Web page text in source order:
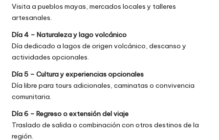
Visita a pueblos mayas, mercados locales y talleres
artesanales.
Día 4 – Naturaleza y lago volcánico
Día dedicado a lagos de origen volcánico, descanso y
actividades opcionales.
Día 5 – Cultura y experiencias opcionales
Día libre para tours adicionales, caminatas o convivencia
comunitaria.
Día 6 – Regreso o extensión del viaje
Traslado de salida o combinación con otros destinos de la
región.